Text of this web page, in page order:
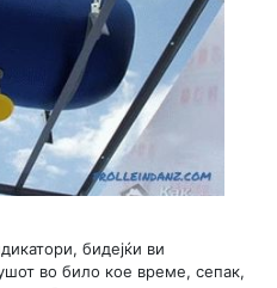
бидејќи ви
во било кое време, сепак,